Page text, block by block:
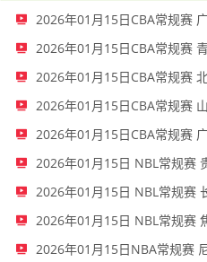
2026年01月15日CBA常规赛
2026年01月15日CBA常规赛
2026年01月15日CBA常规赛
2026年01月15日CBA常规赛
2026年01月15日CBA常规赛
2026年01月15日 NBL常规赛
2026年01月15日 NBL常规赛
2026年01月15日NBA常规赛